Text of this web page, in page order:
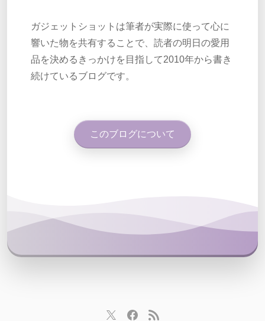
ガジェットショットは筆者が実際に使って心に
響いた物を共有することで、読者の明日の愛用
品を決めるきっかけを目指して2010年から書き
続けているブログです。
このブログについて